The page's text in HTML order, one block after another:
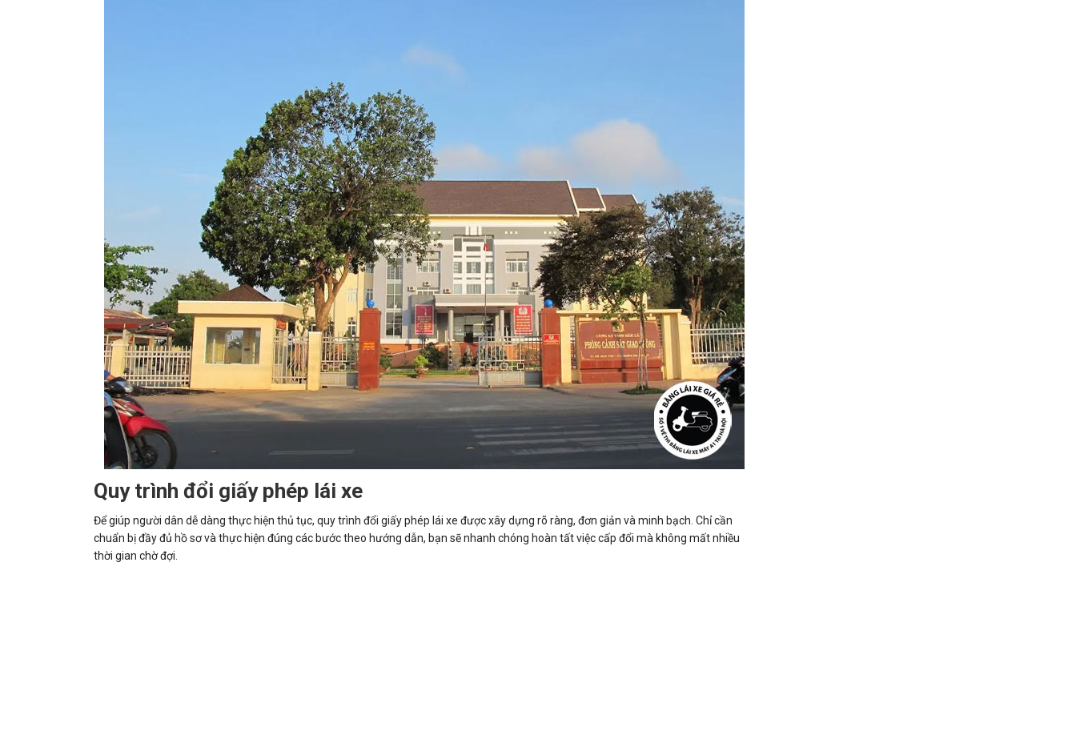
Quy trình đổi giấy phép lái xe
Để giúp người dân dễ dàng thực hiện thủ tục, quy trình đổi giấy phép lái xe được xây dựng rõ ràng, đơn giản và minh bạch. Chỉ cần
chuẩn bị đầy đủ hồ sơ và thực hiện đúng các bước theo hướng dẫn, bạn sẽ nhanh chóng hoàn tất việc cấp đổi mà không mất nhiều
thời gian chờ đợi.